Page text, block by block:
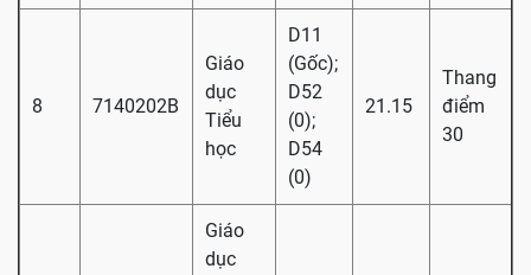
8 7140202B
Giáo
dục
Tiểu
học
D11
(Gốc);
D52
(0);
D54
(0)
21.15
Thang
điểm
30
Giáo
dục